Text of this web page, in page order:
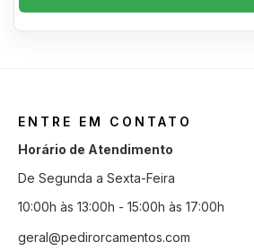
ENTRE EM CONTATO
Horário de Atendimento
De Segunda a Sexta-Feira
10:00h às 13:00h - 15:00h às 17:00h
geral@pedirorcamentos.com